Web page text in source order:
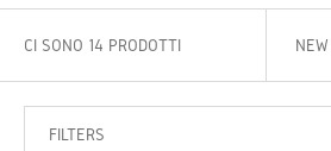
CI SONO 14 PRODOTTI
FILTERS